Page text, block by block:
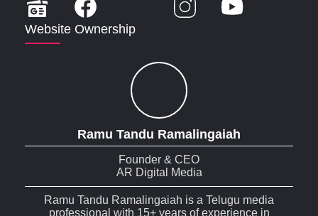
Website Ownership
Ramu Tandu Ramalingaiah
Founder & CEO
AR Digital Media
Ramu Tandu Ramalingaiah is a Telugu media
professional with 15+ years of experience in